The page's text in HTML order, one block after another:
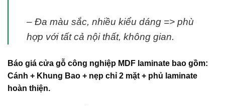
– Đa màu sắc, nhiều kiểu dáng => phù
hợp với tất cả nội thất, không gian.
Báo giá cửa gỗ công nghiệp MDF laminate bao gồm:
Cánh + Khung Bao + nẹp chỉ 2 mặt + phủ laminate
hoàn thiện.